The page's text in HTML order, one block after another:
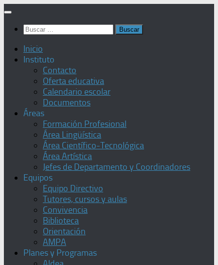
Saltar
contenido
Buscar:
Inicio
Instituto
Contacto
Oferta educativa
Calendario escolar
Documentos
Áreas
Formación Profesional
Área Lingüística
Área Científico-Tecnológica
Área Artística
Jefes de Departamento y Coordinadores
Equipos
Equipo Directivo
Tutores, cursos y aulas
Convivencia
Biblioteca
Orientación
AMPA
Planes y Programas